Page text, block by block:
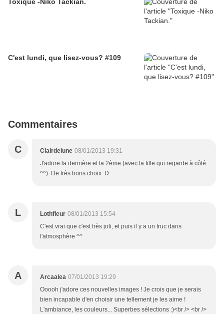
C'est lundi, que lisez-vous? #109
Commentaires
C Clairdelune 08/01/2013 19:31
J'adore la dernière et la 2ème (avec la fille qui regarde à côté
^^). De très bons choix :D
L Lothfleur 08/01/2013 15:54
C'est vrai que c'est très joli, et puis il y a un truc dans
l'atmosphère ^^
A Arcaalea 07/01/2013 19:29
Ooooh j'adore ces nouvelles images ! Je crois que je serais
bien incapable d'en choisir une tellement je les aime !
L'ambiance, les couleurs... Superbes sélections :)<br /> <br />